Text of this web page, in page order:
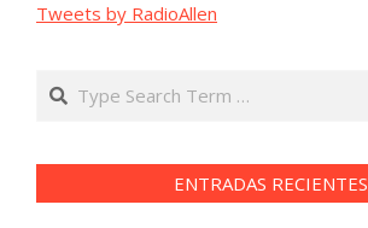
Tweets by RadioAllen
Search
ENTRADAS RECIENTES